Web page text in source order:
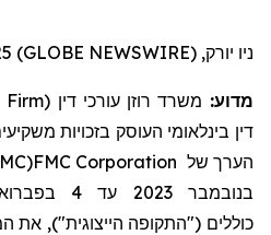
ניו יורק, April 13, 2025 (GLOBE NEWSWIRE) --
מדוע: משרד רוזן עורכי דין (
Firm
דין בינלאומי העוסק בזכויות
הערך של FMC Corporation
(
בנובמבר
2023 עד 4
כוללים ("התקופה הייצוגית")
, את